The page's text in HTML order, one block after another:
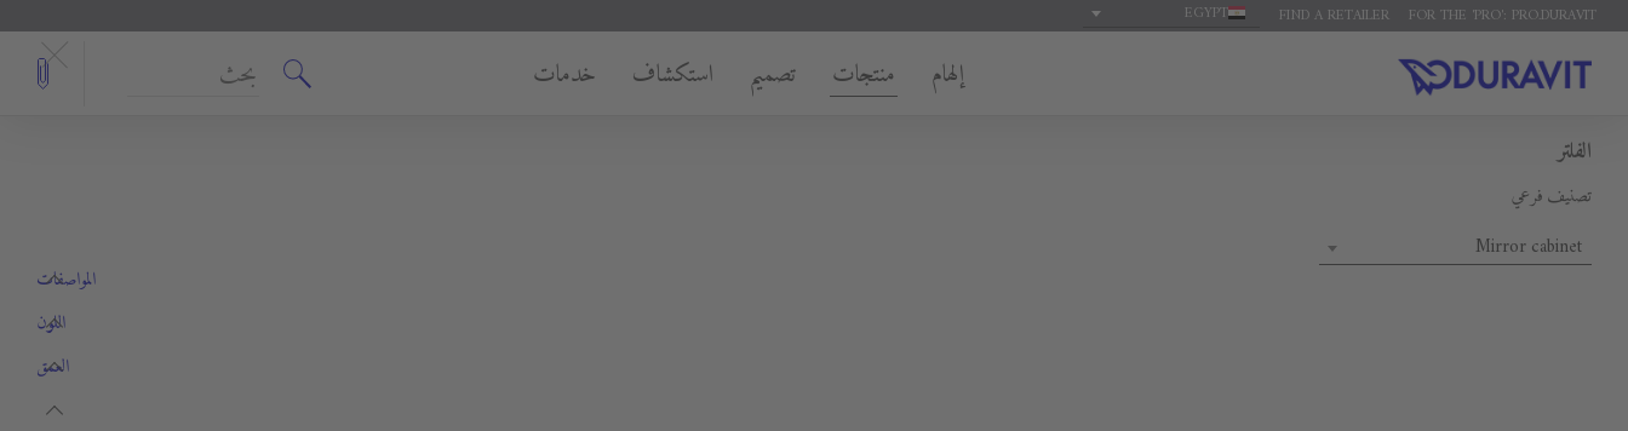
FOR THE 'PRO': PRO.DURAVIT
FIND A RETAILER
EGYPT
إلهام منتجات تصميم استكشاف خدمات
الفلتر
تصنيف فرعي
Mirror cabinet
المواصفات
اللون
العمق